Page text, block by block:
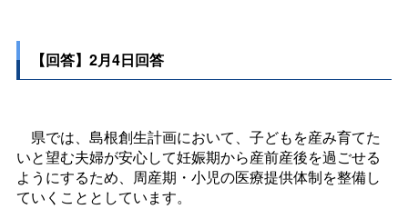
【回答】2月4日回答
県では、島根創生計画において、子どもを産み育てた
いと望む夫婦が安心して妊娠期から産前産後を過ごせる
ようにするため、周産期・小児の医療提供体制を整備し
ていくこととしています。